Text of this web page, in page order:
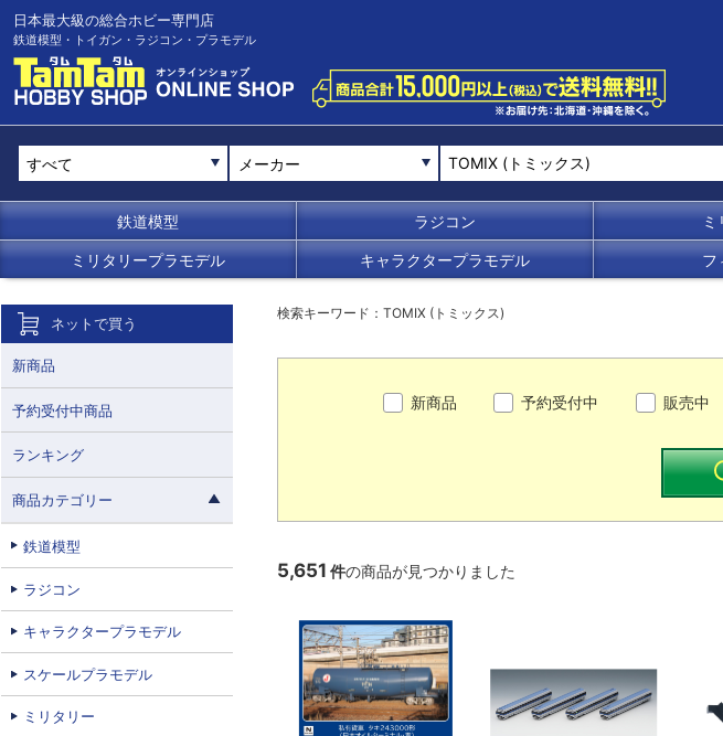
日本最大級の総合ホビー専門店
鉄道模型・トイガン・ラジコン・プラモデル
メーカー
鉄道模型 ラジコン ミ
ミリタリープラモデル キャラクタープラモデル フ
検索キーワード：TOMIX (トミックス)
新商品 予約受付中 販売中
5,651 件の商品が見つかりました
ネットで買う
新商品
予約受付中商品
ランキング
商品カテゴリー
鉄道模型
ラジコン
キャラクタープラモデル
スケールプラモデル
ミリタリー